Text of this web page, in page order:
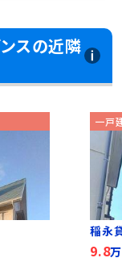
スの近隣
一戸
稲永
9.8